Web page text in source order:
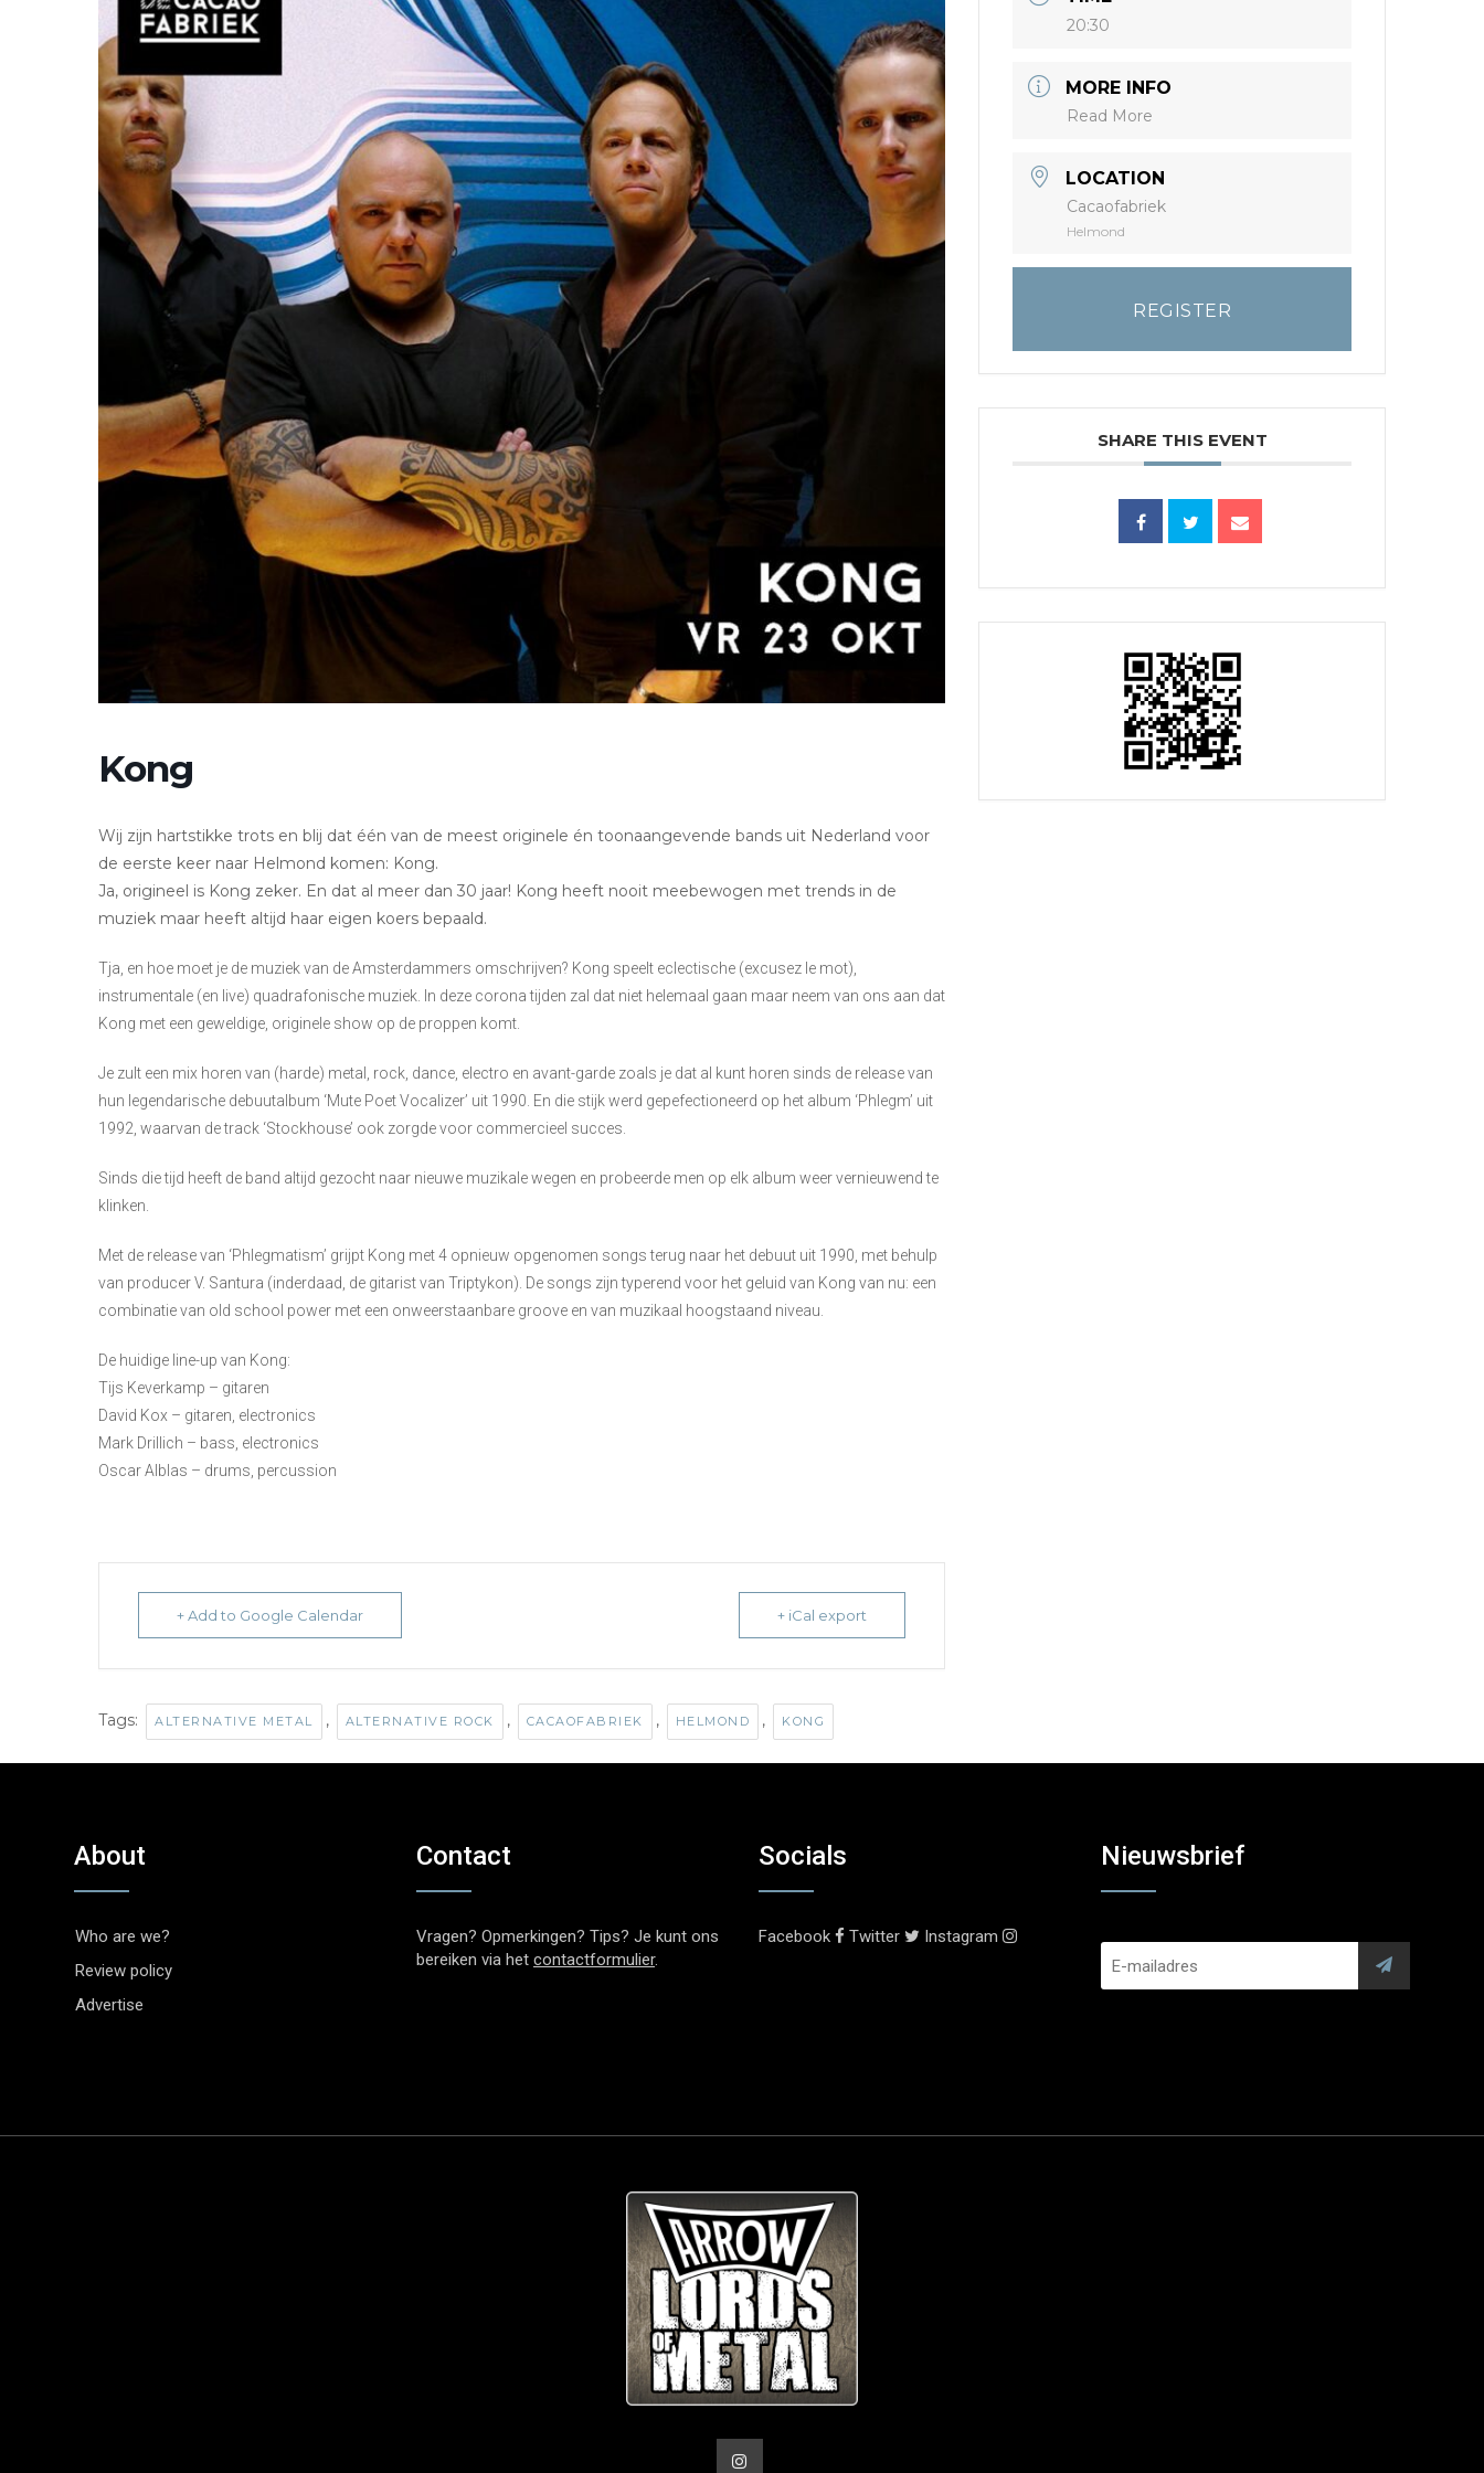
Kong
Wij zijn hartstikke trots en blij dat één van de meest originele én toonaangevende bands uit Nederland voor
de eerste keer naar Helmond komen: Kong.
Ja, origineel is Kong zeker. En dat al meer dan 30 jaar! Kong heeft nooit meebewogen met trends in de
muziek maar heeft altijd haar eigen koers bepaald.
Tja, en hoe moet je de muziek van de Amsterdammers omschrijven? Kong speelt eclectische (excusez le mot),
instrumentale (en live) quadrafonische muziek. In deze corona tijden zal dat niet helemaal gaan maar neem van ons aan dat
Kong met een geweldige, originele show op de proppen komt.
Je zult een mix horen van (harde) metal, rock, dance, electro en avant-garde zoals je dat al kunt horen sinds de release van
hun legendarische debuutalbum ‘Mute Poet Vocalizer’ uit 1990. En die stijk werd gepefectioneerd op het album ‘Phlegm’ uit
1992, waarvan de track ‘Stockhouse’ ook zorgde voor commercieel succes.
Sinds die tijd heeft de band altijd gezocht naar nieuwe muzikale wegen en probeerde men op elk album weer vernieuwend te
klinken.
Met de release van ‘Phlegmatism’ grijpt Kong met 4 opnieuw opgenomen songs terug naar het debuut uit 1990, met behulp
van producer V. Santura (inderdaad, de gitarist van Triptykon). De songs zijn typerend voor het geluid van Kong van nu: een
combinatie van old school power met een onweerstaanbare groove en van muzikaal hoogstaand niveau.
De huidige line-up van Kong:
Tijs Keverkamp – gitaren
David Kox – gitaren, electronics
Mark Drillich – bass, electronics
Oscar Alblas – drums, percussion
+ Add to Google Calendar + iCal export
Tags: ALTERNATIVE METAL , ALTERNATIVE ROCK , CACAOFABRIEK , HELMOND , KONG
20:30
MORE INFO
Read More
LOCATION
Cacaofabriek
Helmond
REGISTER
SHARE THIS EVENT
About
Who are we?
Review policy
Advertise
Contact
Vragen? Opmerkingen? Tips? Je kunt ons
bereiken via het contactformulier.
Socials
Facebook Twitter Instagram
Nieuwsbrief